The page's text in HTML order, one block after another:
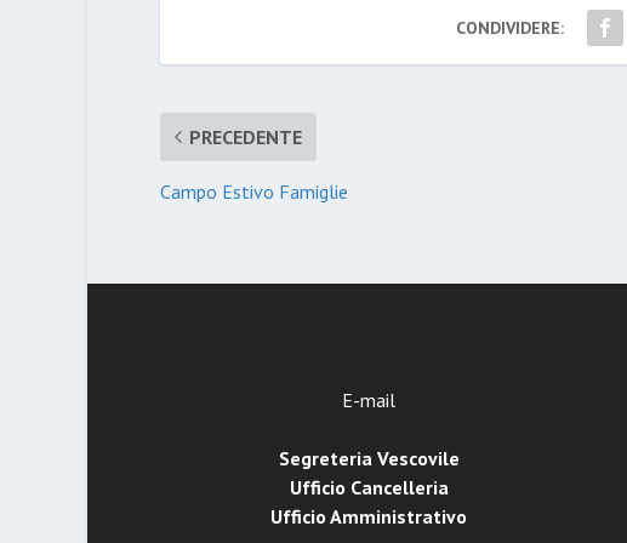
CONDIVIDERE:
PRECEDENTE
Campo Estivo Famiglie
E-mail
Segreteria Vescovile
Ufficio Cancelleria
Ufficio Amministrativo